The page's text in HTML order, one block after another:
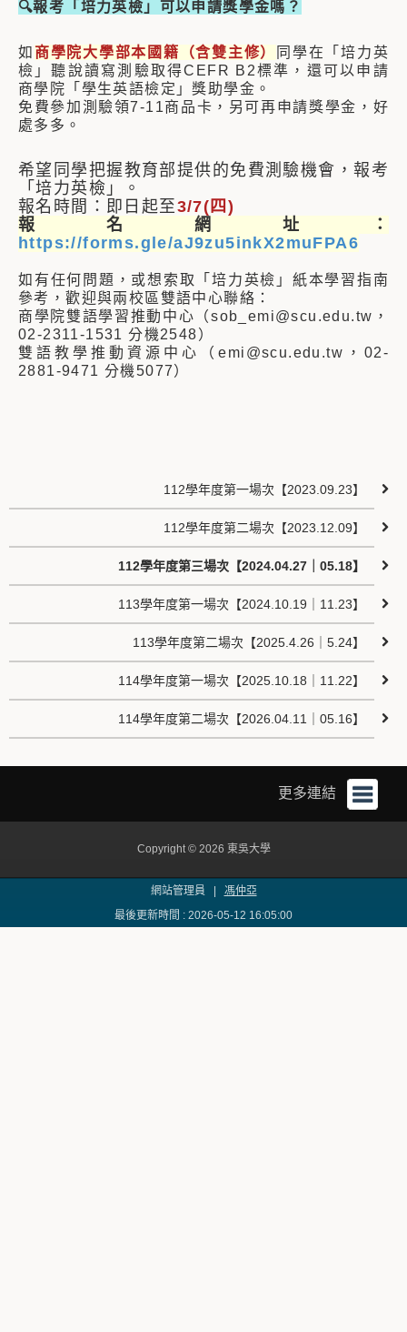
🔍報考「培力英檢」可以申請獎學金嗎？
如 商學院大學部本國籍（含雙主修）
同學在「培力英
檢」聽說讀寫測驗取得CEFR B2標準，還可以申請
商學院「學生英語檢定」獎助學金。
免費參加測驗領7-11商品卡，另可再申請獎學金，好
處多多。
希望同學把握教育部提供的免費測驗機會，報考
「培力英檢」。
報名時間：即日起至3/7(四)
報名網址：
https://forms.gle/aJ9zu5inkX2muFPA6
如有任何問題，或想索取「培力英檢」紙本學習指南
參考，歡迎與兩校區雙語中心聯絡：
商學院雙語學習推動中心（sob_emi@scu.edu.tw，
02-2311-1531 分機2548）
雙語教學推動資源中心（emi@scu.edu.tw，02-
2881-9471 分機5077）
112學年度第一場次【2023.09.23】
112學年度第二場次【2023.12.09】
112學年度第三場次【2024.04.27｜05.18】
113學年度第一場次【2024.10.19｜11.23】
113學年度第二場次【2025.4.26｜5.24】
114學年度第一場次【2025.10.18｜11.22】
114學年度第二場次【2026.04.11｜05.16】
更多連結
Copyright © 2026 東吳大學
網站管理員 | 馮仲亞
最後更新時間 : 2026-05-12 16:05:00